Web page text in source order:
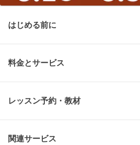
はじめる前に
料金とサービス
レッスン予約・教材
関連サービス